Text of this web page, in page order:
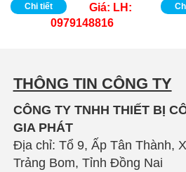
Chi tiết Giá: LH:
0979148816
THÔNG TIN CÔNG TY
CÔNG TY TNHH THIẾT BỊ
GIA PHÁT
Địa chỉ: Tổ 9, Ấp Tân Thành,
Trảng Bom, Tỉnh Đồng Nai